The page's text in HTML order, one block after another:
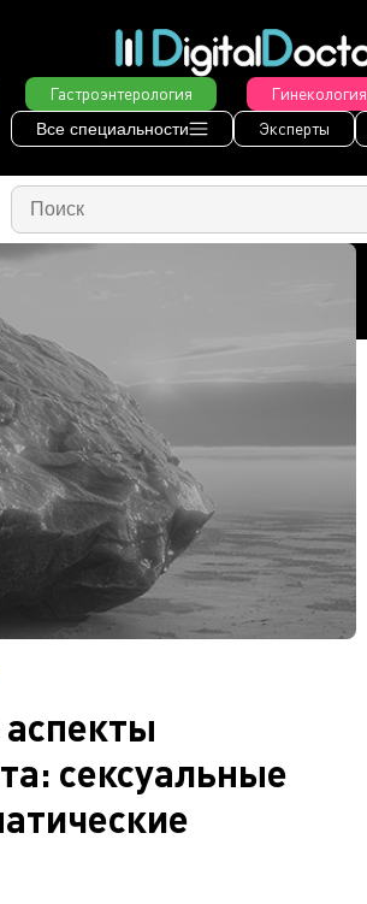
Гастроэнтерология Гинекология
Все специальности Эксперты
сексуальные